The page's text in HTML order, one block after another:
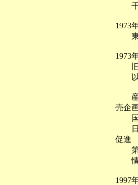
千
1973
東
1973
旧
以
産
売企
国
日
促進
第
情
1997